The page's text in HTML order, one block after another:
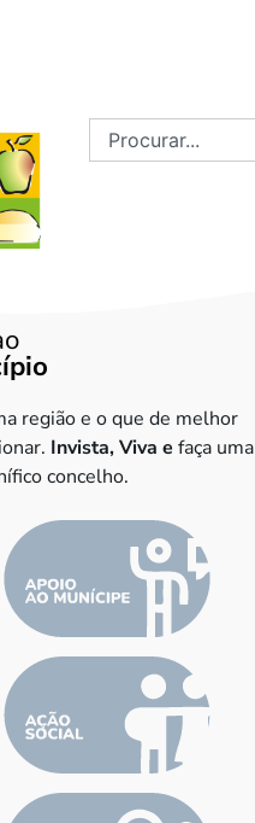
região e o que de melhor
Invista, Viva e faça uma
concelho.